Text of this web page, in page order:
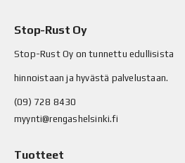
Stop-Rust Oy
Stop-Rust Oy on tunnettu edullisista
hinnoistaan ja hyvästä palvelustaan.
(09) 728 8430
myynti@rengashelsinki.fi
Tuotteet